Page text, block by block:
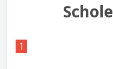
1